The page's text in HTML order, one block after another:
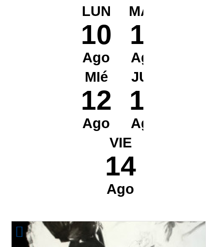
LUN
10
Ago
MAR
11
Ago
MIé
12
Ago
JUE
13
Ago
VIE
14
Ago